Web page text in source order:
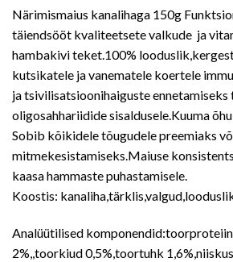
Närimismaius kanalihaga 150g
täiendsööt kvaliteetsete valkude ja
hambakivi teket.100%
kutsikatele ja vanematele koertele
ja tsivilisatsioonihaiguste ennetamiseks
oligosahhariidide sisaldusele.Kuuma
Sobib kõikidele tõugudele preemiaks
mitmekesistamiseks.Maiuse
kaasa hammaste puhastamisele.
Koostis:
Analüütilised
2%,,toorkiud 0,5%,toortuhk